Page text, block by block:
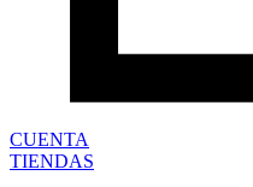
CUENTA
TIENDAS